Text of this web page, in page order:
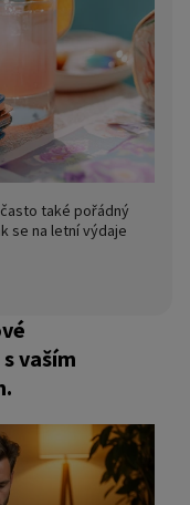
také pořádný
se na letní výdaje
vaším